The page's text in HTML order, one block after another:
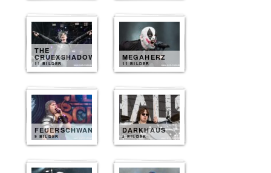
THE
CRUEXSHADOWS
11 BILDER
MEGAHERZ
11 BILDER
FEUERSCHWANZ
9 BILDER
DARKHAUS
8 BILDER